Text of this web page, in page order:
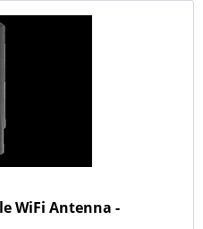
WiFi Antenna -